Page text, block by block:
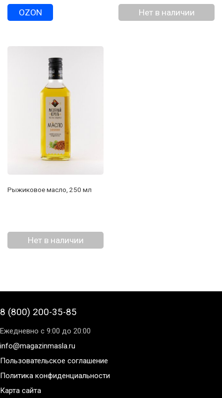
OZON Нет в наличии
Рыжиковое масло, 250 мл
Нет в наличии
8 (800) 200-35-85
Ежедневно с 9:00 до 20:00
info@magazinmasla.ru
Пользовательское соглашение
Политика конфиденциальности
Карта сайта